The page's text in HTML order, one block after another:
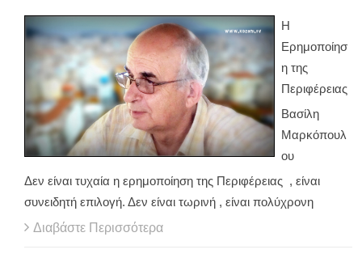
Η
Ερημοποίησ
η της
Περιφέρειας
Βασίλη
Μαρκόπουλ
ου
Δεν είναι τυχαία η ερημοποίηση της Περιφέρειας , είναι
συνειδητή επιλογή. Δεν είναι τωρινή , είναι πολύχρονη
Διαβάστε Περισσότερα